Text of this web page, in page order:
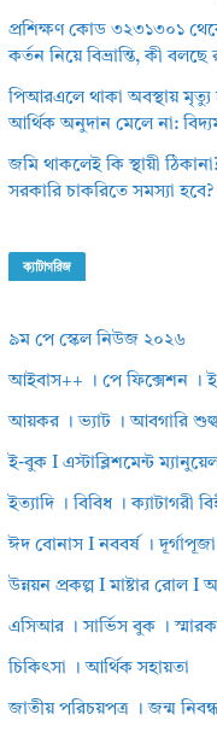
প্রশিক্ষণ কোড ৩২৩১৩০১
কর্তন নিয়ে বিভ্রান্তি, কী
পিআরএলে থাকা অবস্থায় মৃত্যু
আর্থিক অনুদান মেলে না:
জমি থাকলেই কি স্থায়ী
সরকারি চাকরিতে সমস্যা হবে?
ক্যাটাগরিজ
৯ম পে স্কেল নিউজ ২০২৬
আইবাস++ । পে ফিক্সেশন ।
আয়কর । ভ্যাট । আবগারি
ই-বুক I এস্টাব্লিশমেন্ট
ইত্যাদি । বিবিধ । ক্যাটাগরী
ঈদ বোনাস I নববর্ষ । দূর্গাপূজা
উন্নয়ন প্রকল্প I মাষ্টার রোল I
এসিআর । সার্ভিস বুক ।
চিকিৎসা । আর্থিক সহায়তা
জাতীয় পরিচয়পত্র । জন্ম